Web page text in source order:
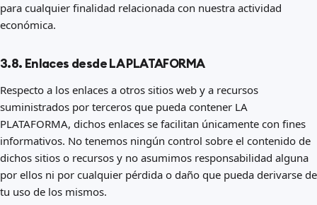
para cualquier finalidad relacionada con nuestra actividad
económica.
3.8. Enlaces desde LA PLATAFORMA
Respecto a los enlaces a otros sitios web y a recursos
suministrados por terceros que pueda contener LA
PLATAFORMA, dichos enlaces se facilitan únicamente con fines
informativos. No tenemos ningún control sobre el contenido de
dichos sitios o recursos y no asumimos responsabilidad alguna
por ellos ni por cualquier pérdida o daño que pueda derivarse de
tu uso de los mismos.